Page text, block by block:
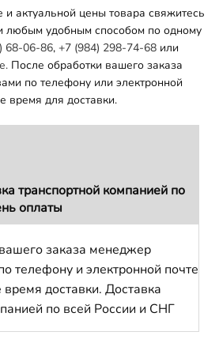
актуальной цены товара свяжитесь
удобным способом по одному
68-06-86, +7 (984) 298-74-68 или
После обработки вашего заказа
по телефону или электронной
время для доставки.
транспортной компанией по
оплаты
заказа менеджер
телефону и электронной почте
время доставки. Доставка
по всей России и СНГ